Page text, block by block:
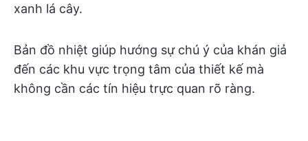
xanh lá cây.
Bản đồ nhiệt giúp hướng sự chú ý của khán giả
đến các khu vực trọng tâm của thiết kế mà
không cần các tín hiệu trực quan rõ ràng.